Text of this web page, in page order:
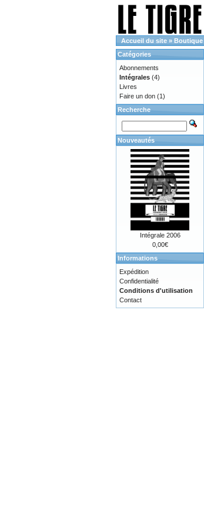
Accueil du site » Boutique
Catégories
Abonnements
Intégrales (4)
Livres
Faire un don (1)
Recherche
Nouveautés
Intégrale 2006
0,00€
Informations
Expédition
Confidentialité
Conditions d'utilisation
Contact